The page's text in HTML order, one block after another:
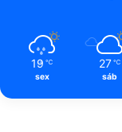
19 ℃
sex
27 ℃
sáb